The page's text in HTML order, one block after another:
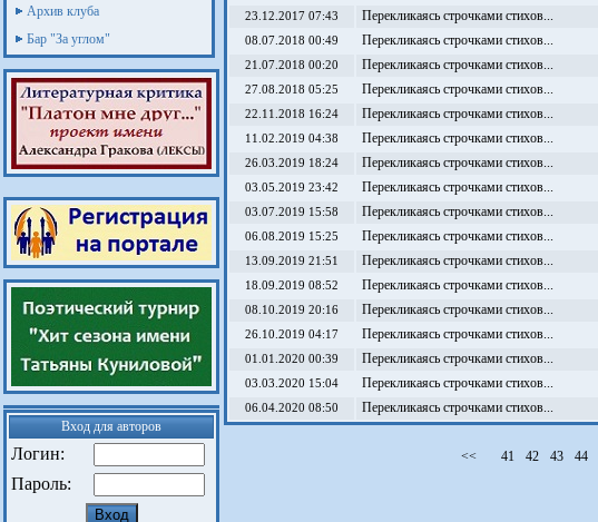
Архив клуба
Бар "За углом"
Вход для авторов
Логин:
Пароль:
23.12.2017 07:43 Перекликаясь строчками стихов...
08.07.2018 00:49 Перекликаясь строчками стихов...
21.07.2018 00:20 Перекликаясь строчками стихов...
27.08.2018 05:25 Перекликаясь строчками стихов...
22.11.2018 16:24 Перекликаясь строчками стихов...
11.02.2019 04:38 Перекликаясь строчками стихов...
26.03.2019 18:24 Перекликаясь строчками стихов...
03.05.2019 23:42 Перекликаясь строчками стихов...
03.07.2019 15:58 Перекликаясь строчками стихов...
06.08.2019 15:25 Перекликаясь строчками стихов...
13.09.2019 21:51 Перекликаясь строчками стихов...
18.09.2019 08:52 Перекликаясь строчками стихов...
08.10.2019 20:16 Перекликаясь строчками стихов...
26.10.2019 04:17 Перекликаясь строчками стихов...
01.01.2020 00:39 Перекликаясь строчками стихов...
03.03.2020 15:04 Перекликаясь строчками стихов...
06.04.2020 08:50 Перекликаясь строчками стихов...
<< 41 42 43 44